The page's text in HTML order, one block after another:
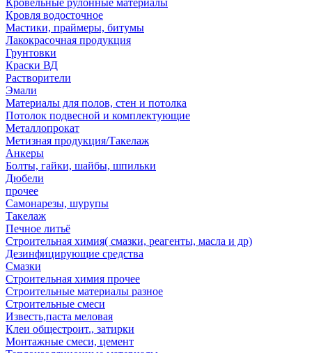
Кровельные рулонные материалы
Кровля водосточное
Мастики, праймеры, битумы
Лакокрасочная продукция
Грунтовки
Краски ВД
Растворители
Эмали
Материалы для полов, стен и потолка
Потолок подвесной и комплектующие
Металлопрокат
Метизная продукция/Такелаж
Анкеры
Болты, гайки, шайбы, шпильки
Дюбели
прочее
Самонарезы, шурупы
Такелаж
Печное литьё
Строительная химия( смазки, реагенты, масла и др)
Дезинфицирующие средства
Смазки
Строительная химия прочее
Строительные материалы разное
Строительные смеси
Известь,паста меловая
Клеи общестроит., затирки
Монтажные смеси, цемент